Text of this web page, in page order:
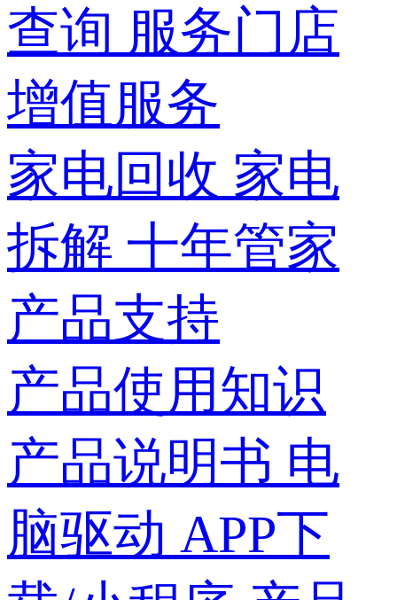
查询 服务门店
增值服务
家电回收 家电
拆解 十年管家
产品支持
产品使用知识
产品说明书 电
脑驱动 APP下